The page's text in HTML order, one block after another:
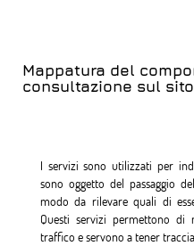
Mappatura del
consultazione sul sito
I servizi sono utilizzati per
sono oggetto del passaggio
modo da rilevare quali di
Questi servizi permettono
traffico e servono a tener